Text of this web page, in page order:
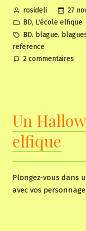
Posted
by
rosideli
27
Posted
in
BD, L'école elfique
Tags:
BD, blague,
reference
2 commentaires
Un
elfique
Plongez-vous dans
avec vos